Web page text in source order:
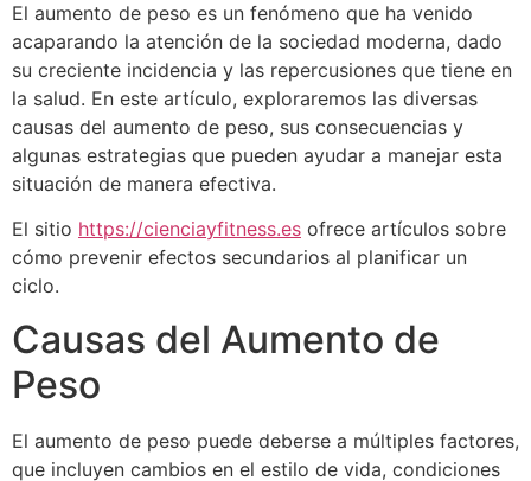
El aumento de peso es un fenómeno que ha venido
acaparando la atención de la sociedad moderna, dado
su creciente incidencia y las repercusiones que tiene en
la salud. En este artículo, exploraremos las diversas
causas del aumento de peso, sus consecuencias y
algunas estrategias que pueden ayudar a manejar esta
situación de manera efectiva.
El sitio https://cienciayfitness.es ofrece artículos sobre
cómo prevenir efectos secundarios al planificar un
ciclo.
Causas del Aumento de
Peso
El aumento de peso puede deberse a múltiples factores,
que incluyen cambios en el estilo de vida, condiciones